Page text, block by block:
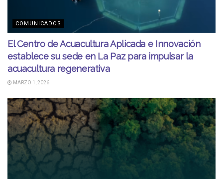
COMUNICADOS
El Centro de Acuacultura Aplicada e Innovación
establece su sede en La Paz para impulsar la
acuacultura regenerativa
MARZO 1, 2026